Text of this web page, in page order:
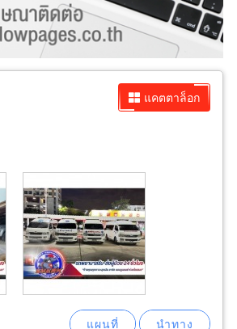
แคตตาล็อก